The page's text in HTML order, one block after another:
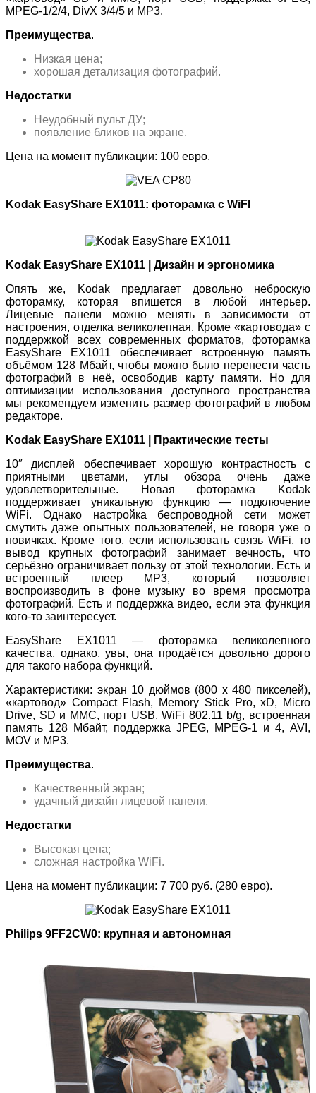
MPEG-1/2/4, DivX 3/4/5 и MP3.
Преимущества.
Низкая цена;
хорошая детализация фотографий.
Недостатки
Неудобный пульт ДУ;
появление бликов на экране.
Цена на момент публикации: 100 евро.
Kodak EasyShare EX1011: фоторамка с WiFI
Kodak EasyShare EX1011 | Дизайн и эргономика
Опять же, Kodak предлагает довольно неброскую
фоторамку, которая впишется в любой интерьер.
Лицевые панели можно менять в зависимости от
настроения, отделка великолепная. Кроме «картовода» с
поддержкой всех современных форматов, фоторамка
EasyShare EX1011 обеспечивает встроенную память
объёмом 128 Мбайт, чтобы можно было перенести часть
фотографий в неё, освободив карту памяти. Но для
оптимизации использования доступного пространства
мы рекомендуем изменить размер фотографий в любом
редакторе.
Kodak EasyShare EX1011 | Практические тесты
10″ дисплей обеспечивает хорошую контрастность с
приятными цветами, углы обзора очень даже
удовлетворительные. Новая фоторамка Kodak
поддерживает уникальную функцию — подключение
WiFi. Однако настройка беспроводной сети может
смутить даже опытных пользователей, не говоря уже о
новичках. Кроме того, если использовать связь WiFi, то
вывод крупных фотографий занимает вечность, что
серьёзно ограничивает пользу от этой технологии. Есть и
встроенный плеер MP3, который позволяет
воспроизводить в фоне музыку во время просмотра
фотографий. Есть и поддержка видео, если эта функция
кого-то заинтересует.
EasyShare EX1011 — фоторамка великолепного
качества, однако, увы, она продаётся довольно дорого
для такого набора функций.
Характеристики: экран 10 дюймов (800 x 480 пикселей),
«картовод» Compact Flash, Memory Stick Pro, xD, Micro
Drive, SD и MMC, порт USB, WiFi 802.11 b/g, встроенная
память 128 Мбайт, поддержка JPEG, MPEG-1 и 4, AVI,
MOV и MP3.
Преимущества.
Качественный экран;
удачный дизайн лицевой панели.
Недостатки
Высокая цена;
сложная настройка WiFi.
Цена на момент публикации: 7 700 руб. (280 евро).
Philips 9FF2CW0: крупная и автономная